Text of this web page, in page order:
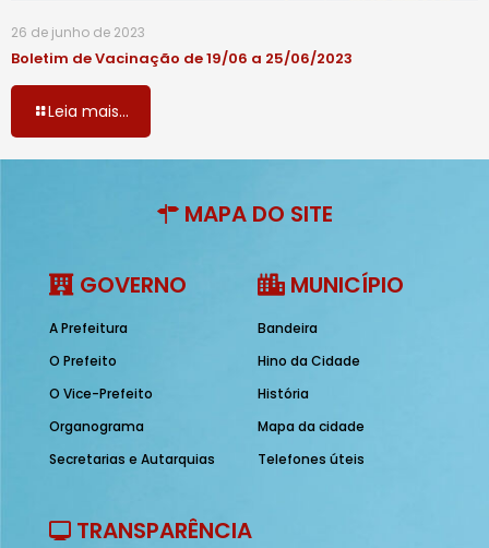
26 de junho de 2023
Boletim de Vacinação de 19/06 a 25/06/2023
Leia mais...
MAPA DO SITE
GOVERNO
A Prefeitura
O Prefeito
O Vice-Prefeito
Organograma
Secretarias e Autarquias
MUNICÍPIO
Bandeira
Hino da Cidade
História
Mapa da cidade
Telefones úteis
TRANSPARÊNCIA